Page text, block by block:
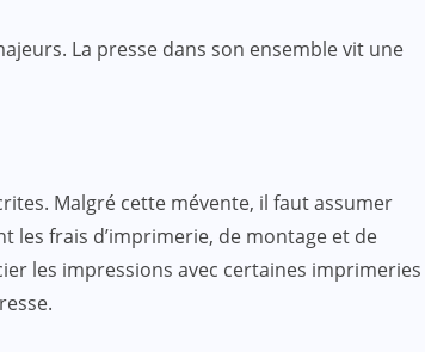
La presse dans son ensemble vit une
Malgré cette mévente, il faut assumer
frais d’imprimerie, de montage et de
les impressions avec certaines imprimeries